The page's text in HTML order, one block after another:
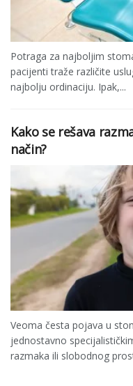
Potraga za najboljim
pacijenti traže različite
najbolju ordinaciju. Ipak,...
Kako se rešava
način?
Veoma česta pojava u
jednostavno
razmaka ili slobodnog